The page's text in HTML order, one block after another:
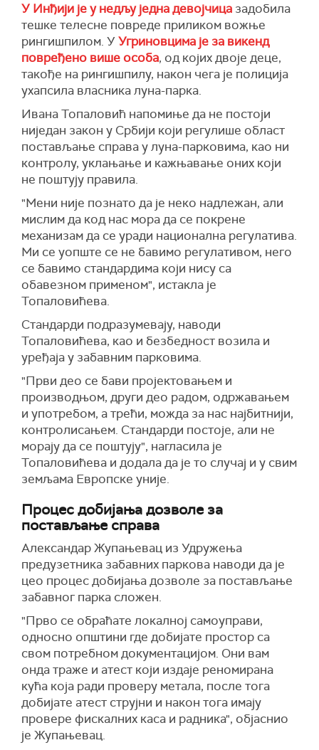
У Инђији је у недљу једна девојчица задобила
тешке телесне повреде приликом вожње
рингишпилом. У Угриновцима је за викенд
повређено више особа, од којих двоје деце,
такође на рингишпилу, након чега је полиција
ухапсила власника луна-парка.
Ивана Топаловић напомиње да не постоји
ниједан закон у Србији који регулише област
постављање справа у луна-парковима, као ни
контролу, уклањање и кажњавање оних који
не поштују правила.
"Мени није познато да је неко надлежан, али
мислим да код нас мора да се покрене
механизам да се уради национална регулатива.
Ми се уопште се не бавимо регулативом, него
се бавимо стандардима који нису са
обавезном применом", истакла је
Топаловићева.
Стандарди подразумевају, наводи
Топаловићева, као и безбедност возила и
уређаја у забавним парковима.
"Први део се бави пројектовањем и
производњом, други део радом, одржавањем
и употребом, а трећи, можда за нас најбитнији,
контролисањем. Стандарди постоје, али не
морају да се поштују", нагласила је
Топаловићева и додала да је то случај и у свим
земљама Европске уније.
Процес добијања дозволе за
постављање справа
Александар Жупањевац из Удружења
предузетника забавних паркова наводи да је
цео процес добијања дозволе за постављање
забавног парка сложен.
"Прво се обраћате локалној самоуправи,
односно општини где добијате простор са
свом потребном документацијом. Они вам
онда траже и атест који издаје реномирана
кућа која ради проверу метала, после тога
добијате атест струјни и након тога имају
провере фискалних каса и радника", објаснио
је Жупањевац.